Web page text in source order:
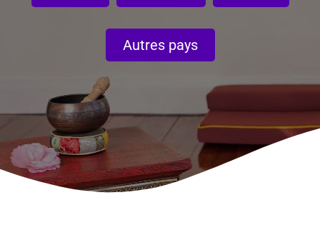
Autres pays